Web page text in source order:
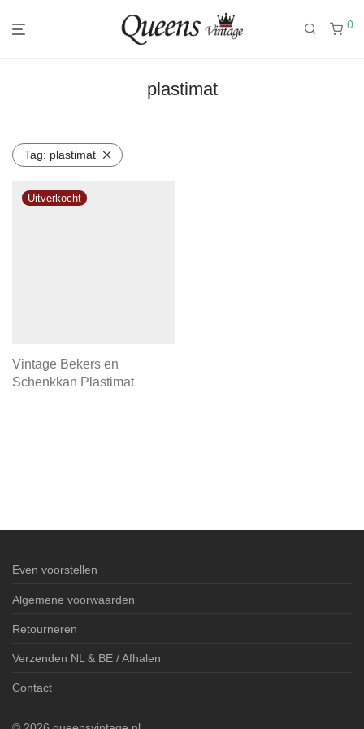
0
plastimat
Tag: plastimat
Vintage Bekers en
Schenkkan Plastimat
Even voorstellen
Algemene voorwaarden
Retourneren
Verzenden NL & BE / Afhalen
Contact